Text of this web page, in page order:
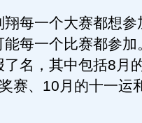
每一个大赛都想参
每一个比赛都参加
名，其中包括8月
赛、10月的十一运